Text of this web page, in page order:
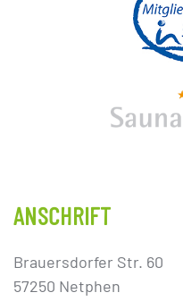
ANSCHRIFT
Brauersdorfer Str. 60
57250 Netphen